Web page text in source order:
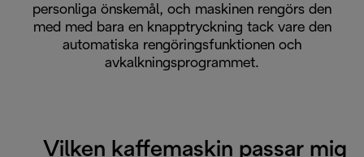
personliga önskemål, och maskinen rengörs den
med med bara en knapptryckning tack vare den
automatiska rengöringsfunktionen och
avkalkningsprogrammet.
Vilken kaffemaskin passar mig